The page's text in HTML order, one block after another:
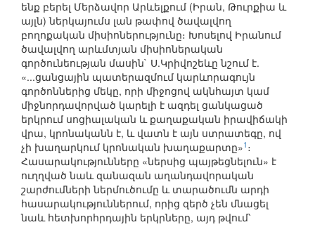
ենք բերել Մերձավոր Արևելքում (Իրան, Թուրքիա և
այլն) ներկայումս լան թափով ծավալվող
բողոքական միսիոներությունը։ Խոսելով Իրանում
ծավալվող արևմտյան միսիոներական
գործունեության մասին` Ս.Կրիվոշեևը նշում է.
«...ցանցային պատերազմում կարևորագույն
գործոններից մեկը, որի միջոցով ակնհայտ կամ
միջնորդավորված կարելի է ազդել ցանկացած
երկրում սոցիալական և քաղաքական իրավիճակի
վրա, կրոնականն է, և վատն է այն ստրատեգը, ով
չի խաղարկում կրոնական խաղաքարտը»1 ։
Հասարակությունները «ներսից պայթեցնելուն» է
ուղղված նաև զանազան աղանդավորական
շարժումների ներմուծումը և տարածումն արդի
հասարակություններում, որից զերծ չեն մնացել
նաև հետխորհրդային երկրները, այդ թվում՝